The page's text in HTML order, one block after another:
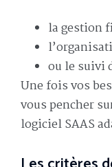
la gestion
ou le suivi
Une fois vos
vous pencher
logiciel SAAS